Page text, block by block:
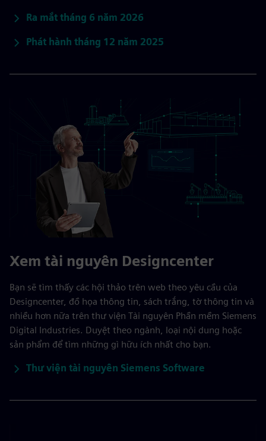
Ra mắt tháng 6 năm 2026
Phát hành tháng 12 năm 2025
Xem tài nguyên Designcenter
Bạn sẽ tìm thấy các hội thảo trên web theo yêu cầu của
Designcenter, đồ họa thông tin, sách trắng, tờ thông tin và
nhiều hơn nữa trên thư viện Tài nguyên Phần mềm Siemens
Digital Industries. Duyệt theo ngành, loại nội dung hoặc
sản phẩm để tìm những gì hữu ích nhất cho bạn.
Thư viện tài nguyên Siemens Software